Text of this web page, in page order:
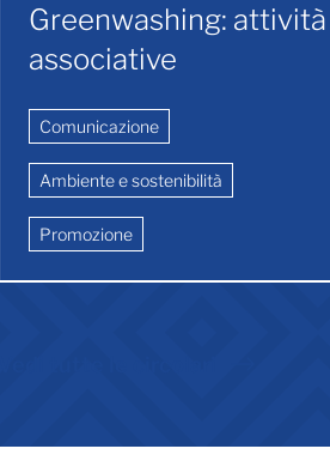
Greenwashing: attività
associative
Comunicazione
Ambiente e sostenibilità
Promozione